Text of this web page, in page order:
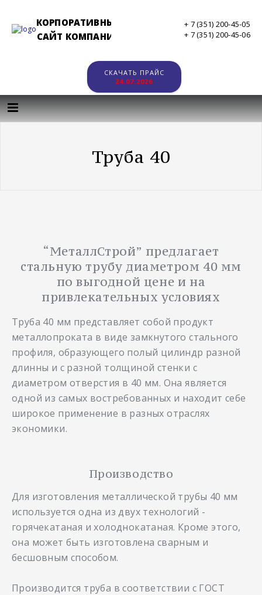
КОРПОРАТИВНЫЙ
САЙТ КОМПАНИИ
+ 7 (351) 200-45-05
+ 7 (351) 200-45-06
СКАЧАТЬ ПРАЙС
24.07.2026
Труба 40
“МеталлСтрой” предлагает
стальную трубу диаметром 40 мм
по выгодной цене и на
привлекательных условиях
Труба 40 мм представляет собой продукт
металлопроката в виде замкнутого стального
профиля, образующего полый цилиндр разной
длинны и с разной толщиной стенки с
диаметром отверстия в 40 мм. Она является
одной из самых востребованных и находит себе
широкое применение в разных отраслях
экономики.
Производство
Для изготовления металлической трубы 40 мм
используется одна из двух технологий -
горячекатаная и холоднокатаная. Кроме этого,
она может быть изготовлена сварным и
бесшовным способом.
Производится труба в соответствии с ГОСТ